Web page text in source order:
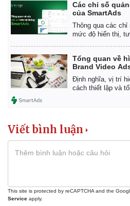
Các chỉ số
của SmartAds
Thông qua các
mức độ hiển thị,
Tổng quan về
Brand Video
Định nghĩa, vị trí
cách thiết lập và
Viết bình luận
This site is protected by reCAPTCHA and the
Service apply.